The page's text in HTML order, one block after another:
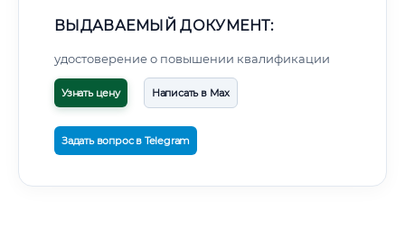
ВЫДАВАЕМЫЙ ДОКУМЕНТ:
удостоверение о повышении квалификации
Узнать цену Написать в Max
Задать вопрос в Telegram